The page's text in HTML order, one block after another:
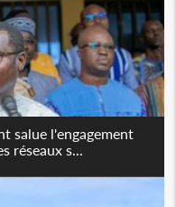
salue l'engagement
réseaux s...